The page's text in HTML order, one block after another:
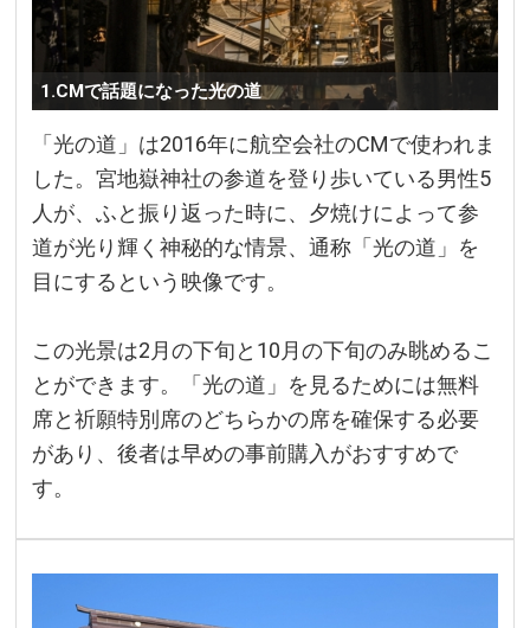
1.CMで話題になった光の道
「光の道」は2016年に航空会社のCMで使われま
した。宮地嶽神社の参道を登り歩いている男性5
人が、ふと振り返った時に、夕焼けによって参
道が光り輝く神秘的な情景、通称「光の道」を
目にするという映像です。
この光景は2月の下旬と10月の下旬のみ眺めるこ
とができます。「光の道」を見るためには無料
席と祈願特別席のどちらかの席を確保する必要
があり、後者は早めの事前購入がおすすめで
す。